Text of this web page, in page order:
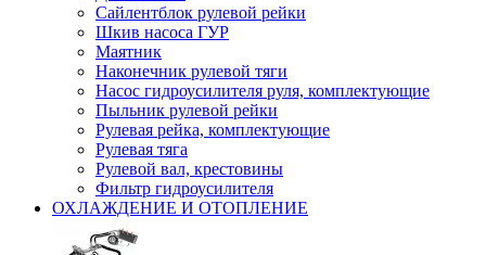
Сайлентблок рулевой рейки
Шкив насоса ГУР
Маятник
Наконечник рулевой тяги
Насос гидроусилителя руля, комплектующие
Пыльник рулевой рейки
Рулевая рейка, комплектующие
Рулевая тяга
Рулевой вал, крестовины
Фильтр гидроусилителя
ОХЛАЖДЕНИЕ И ОТОПЛЕНИЕ